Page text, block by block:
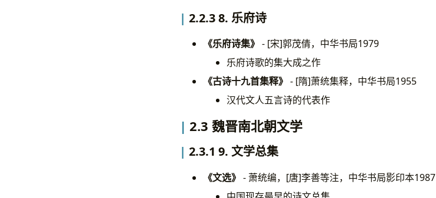
2.2.3 8. 乐府诗
《乐府诗集》 - [宋]郭茂倩，中华书局1979
乐府诗歌的集大成之作
《古诗十九首集释》 - [隋]萧统集释，中华书局1955
汉代文人五言诗的代表作
2.3 魏晋南北朝文学
2.3.1 9. 文学总集
《文选》 - 萧统编，[唐]李善等注，中华书局影印本1987